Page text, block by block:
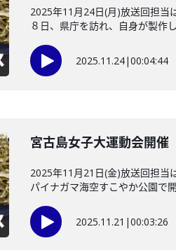
2025年11月24日(月)放送回担当
８日、県庁を訪れ、自身が製作
2025.11.24|00:04:44
宮古島女子大運動会開
2025年11月21日(金)放送回担当
パイナガマ海空すこやか公園で
2025.11.21 |00:03:26